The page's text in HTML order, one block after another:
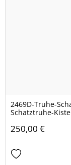
2469D-Truhe-
Schatztruhe-Kiste
250,00 €